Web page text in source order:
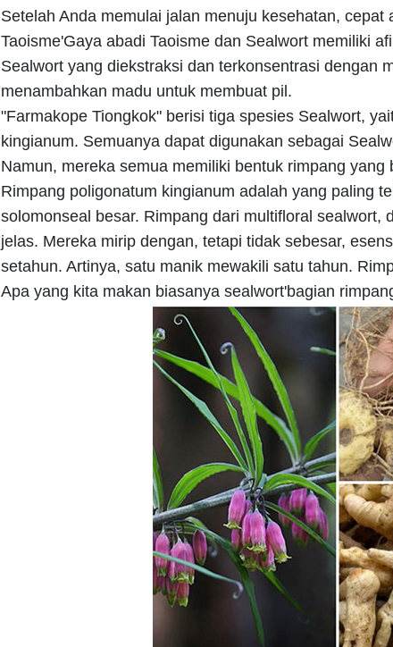
Setelah Anda memulai jalan menuju kesehatan,
Taoisme'Gaya abadi Taoisme dan Sealwort memiliki
Sealwort yang diekstraksi dan terkonsentrasi dengan
menambahkan madu untuk membuat pil.
"Farmakope Tiongkok" berisi tiga spesies Sealwort,
kingianum. Semuanya dapat digunakan sebagai
Namun, mereka semua memiliki bentuk rimpang yang
Rimpang poligonatum kingianum adalah yang paling
solomonseal besar. Rimpang dari multifloral
jelas. Mereka mirip dengan, tetapi tidak sebesar,
setahun. Artinya, satu manik mewakili satu tahun.
Apa yang kita makan biasanya sealwort'bagian